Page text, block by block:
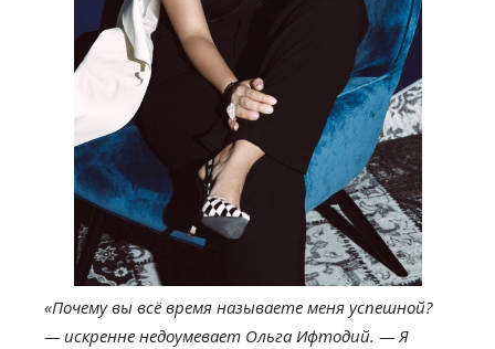
«Почему вы всё время называете меня успешной?
— искренне недоумевает Ольга Ифтодий. — Я